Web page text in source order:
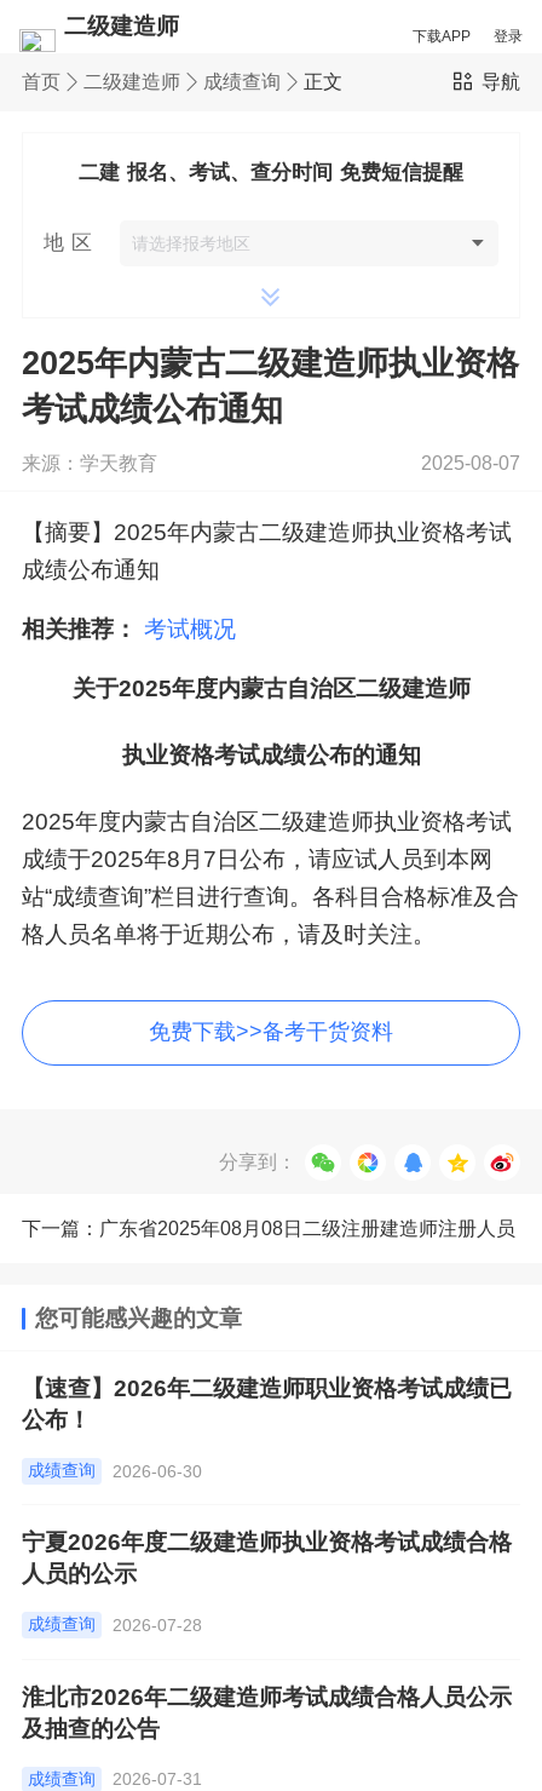
二级建造师 下载APP 登录
首页 二级建造师 成绩查询 正文 导航
二建 报名、考试、查分时间 免费短信提醒
地 区
2025年内蒙古二级建造师执业资格
考试成绩公布通知
来源：学天教育 2025-08-07
【摘要】2025年内蒙古二级建造师执业资格考试
成绩公布通知
相关推荐： 考试概况
关于2025年度内蒙古自治区二级建造师
执业资格考试成绩公布的通知
2025年度内蒙古自治区二级建造师执业资格考试
成绩于2025年8月7日公布，请应试人员到本网
站“成绩查询”栏目进行查询。各科目合格标准及合
格人员名单将于近期公布，请及时关注。
免费下载>>备考干货资料
分享到：
下一篇：广东省2025年08月08日二级注册建造师注册人员
您可能感兴趣的文章
【速查】2026年二级建造师职业资格考试成绩已
公布！
成绩查询 2026-06-30
宁夏2026年度二级建造师执业资格考试成绩合格
人员的公示
成绩查询 2026-07-28
淮北市2026年二级建造师考试成绩合格人员公示
及抽查的公告
成绩查询 2026-07-31